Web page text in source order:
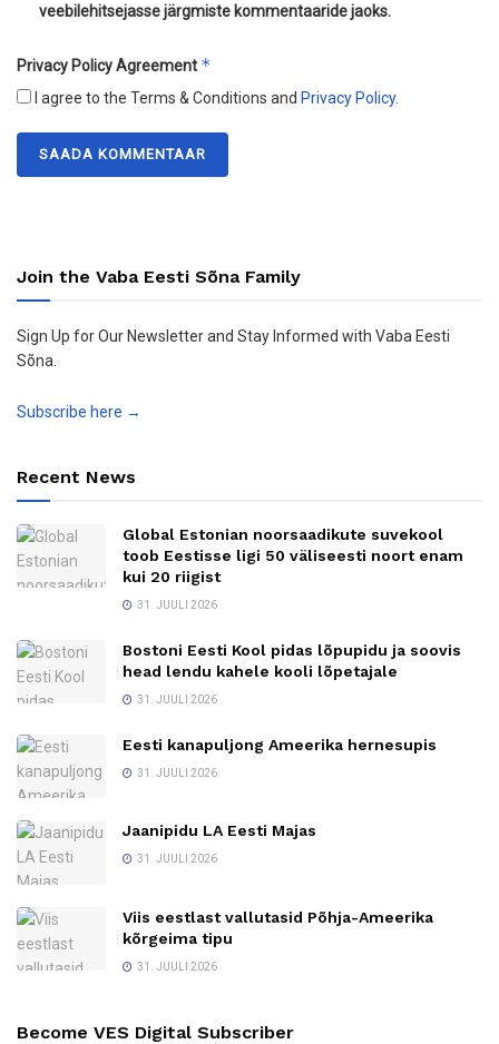
veebilehitsejasse järgmiste kommentaaride jaoks.
Privacy Policy Agreement *
I agree to the Terms & Conditions and Privacy Policy.
Join the Vaba Eesti Sõna Family
Sign Up for Our Newsletter and Stay Informed with Vaba Eesti
Sõna.
Subscribe here →
Recent News
Global Estonian noorsaadikute suvekool
toob Eestisse ligi 50 väliseesti noort enam
kui 20 riigist
31. JUULI 2026
Bostoni Eesti Kool pidas lõpupidu ja soovis
head lendu kahele kooli lõpetajale
31. JUULI 2026
Eesti kanapuljong Ameerika hernesupis
31. JUULI 2026
Jaanipidu LA Eesti Majas
31. JUULI 2026
Viis eestlast vallutasid Põhja-Ameerika
kõrgeima tipu
31. JUULI 2026
Become VES Digital Subscriber